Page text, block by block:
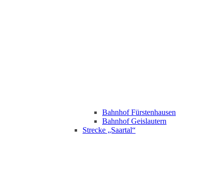
Bahnhof Fürstenhausen
Bahnhof Geislautern
Strecke „Saartal“